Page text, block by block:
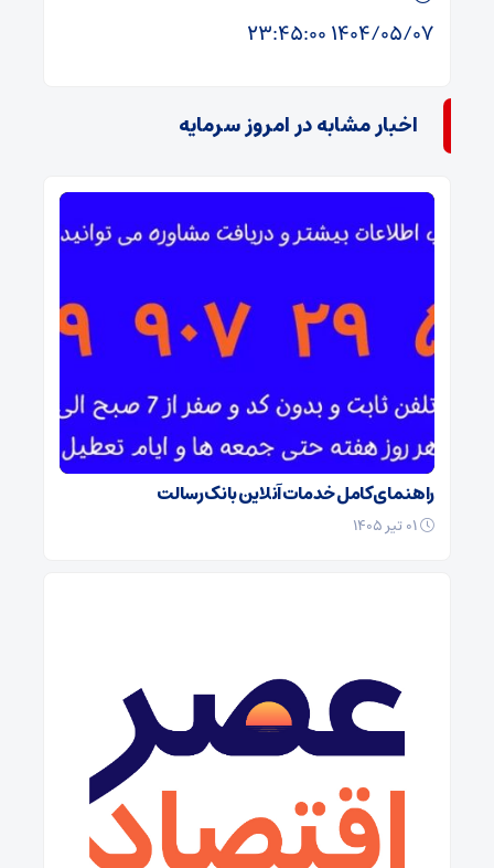
۱۴۰۴/۰۵/۰۷ ۲۳:۴۵:۰۰
اخبار مشابه در امروز سرمایه
راهنمای کامل خدمات آنلاین بانک رسالت